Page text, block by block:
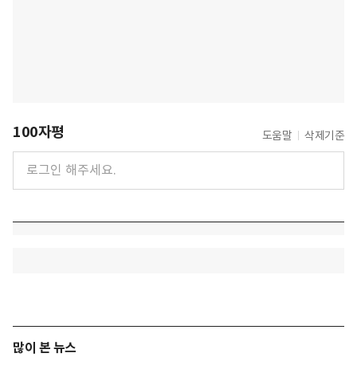
100자평 도움말 삭제기준
많이 본 뉴스